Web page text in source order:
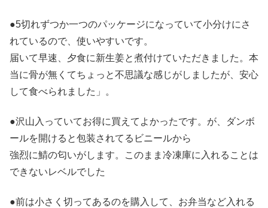
●5切れずつか一つのパッケージになっていて小分けにさ
れているので、使いやすいです。
届いて早速、夕食に新生姜と煮付けていただきました。本
当に骨が無くてちょっと不思議な感じがしましたが、安心
して食べられました」。
●沢山入っていてお得に買えてよかったです。が、ダンボ
ールを開けると包装されてるビニールから
強烈に鯖の匂いがします。このまま冷凍庫に入れることは
できないレベルでした
●前は小さく切ってあるのを購入して、お弁当など入れる